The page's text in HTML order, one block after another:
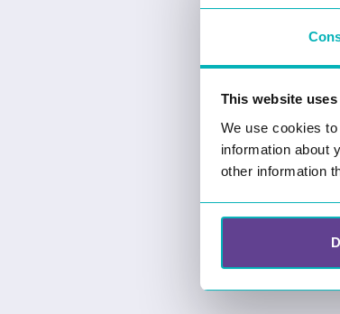
This website
We use cookies
information about
other information